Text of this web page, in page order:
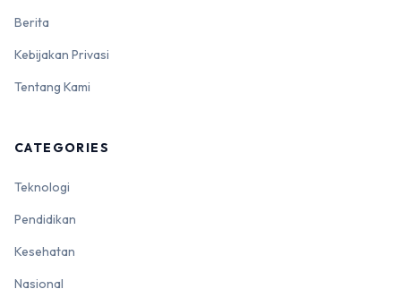
Berita
Kebijakan Privasi
Tentang Kami
CATEGORIES
Teknologi
Pendidikan
Kesehatan
Nasional